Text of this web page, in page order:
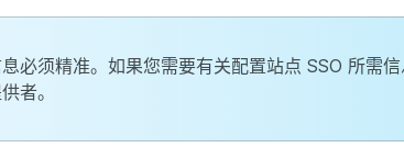
必须精准。如果您需要有关配置站点 SSO 所需
者。